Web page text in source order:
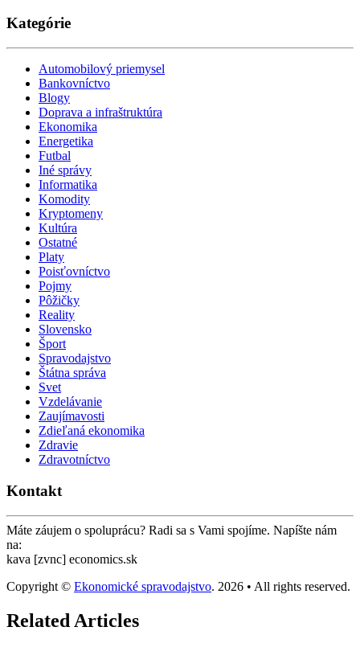
Kategórie
Automobilový priemysel
Bankovníctvo
Blogy
Doprava a infraštruktúra
Ekonomika
Energetika
Futbal
Iné správy
Informatika
Komodity
Kryptomeny
Kultúra
Ostatné
Platy
Poisťovníctvo
Pojmy
Pôžičky
Reality
Slovensko
Šport
Spravodajstvo
Štátna správa
Svet
Vzdelávanie
Zaujímavosti
Zdieľaná ekonomika
Zdravie
Zdravotníctvo
Kontakt
Máte záujem o spoluprácu? Radi sa s Vami spojíme. Napíšte nám
na:
kava [zvnc] economics.sk
Copyright © Ekonomické spravodajstvo. 2026 • All rights reserved.
Related Articles